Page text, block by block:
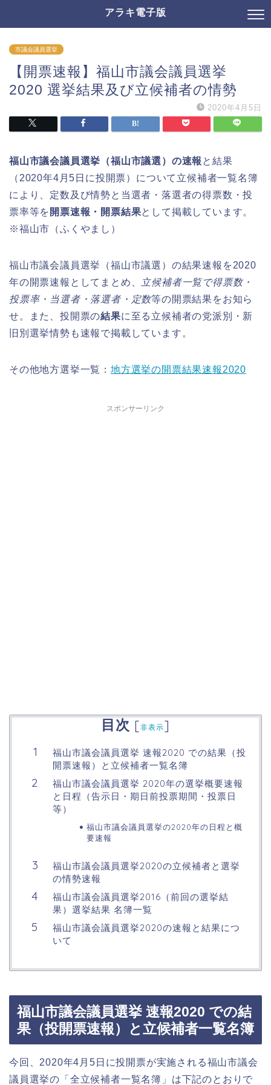
アラキ電子版
市議会議員選挙
【開票速報】福山市議会議員選挙
2020 選挙結果及び立候補者の情勢
2020年4月5日
福山市議会議員選挙（福山市議選）の速報 と結果
（2020年4月5日に投開票）について立候補者一覧名簿
により、定数及び情勢と当選者・落選者の得票数・投
票率等を 開票速報・開票結果として掲載しています。
※福山市（ふくやまし）
福山市議会議員選挙（福山市議選）の結果速報を2020
年の開票速報としてまとめ、
立候補者一覧で得票数・
投票率・当選者・落選者・定数等の開票結果をお知ら
せ。また、投開票の結果に至る立候補者の党派別・新
旧別選挙情勢も速報で掲載しています。
その他地方選挙一覧： 地方選挙の開票結果速報2020
スポンサーリンク
目次 [非表示]
福山市議会議員選挙 速報2020 での結果（投
開票速報）と立候補者一覧名簿
福山市議会議員選挙 2020年の選挙概要速報
と日程（告示日・期日前投票期間・投票日
等）
福山市議会議員選挙の2020年の日程と概
要速報
福山市議会議員選挙2020の立候補者と選挙
の情勢速報
福山市議会議員選挙2016（前回の選挙結
果）選挙結果 名簿一覧
福山市議会議員選挙2020の速報と結果につ
いて
福山市議会議員選挙 速報2020 での結
果（投開票速報）と立候補者一覧名簿
今回、2020年4月5日に投開票が実施される福山市議会
議員選挙の「全立候補者一覧名簿」は下記のとおりで